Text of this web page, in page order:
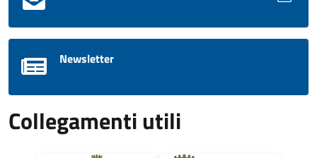
Newsletter
Collegamenti utili